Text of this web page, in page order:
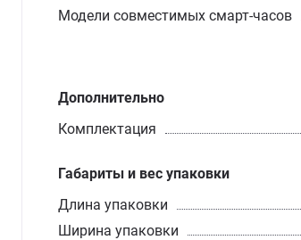
Модели совместимых смарт-часов
Дополнительно
Комплектация
Габариты и вес упаковки
Длина упаковки
Ширина упаковки